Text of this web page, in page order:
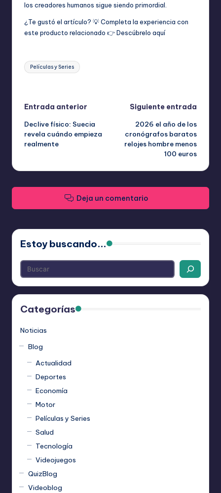
los creadores humanos sigue siendo primordial.
¿Te gustó el artículo? 💡 Completa la experiencia con
este producto relacionado 👉Descúbrelo aquí
Etiquetas:
Películas y Series
Navegación
de
entradas
Entrada anterior
Declive físico: Suecia
revela cuándo empieza
realmente
Siguiente entrada
2026 el año de los
cronógrafos baratos
relojes hombre menos
100 euros
Deja un comentario
Estoy buscando...
Categorías
Noticias
Blog
Actualidad
Deportes
Economía
Motor
Películas y Series
Salud
Tecnología
Videojuegos
QuizBlog
Videoblog